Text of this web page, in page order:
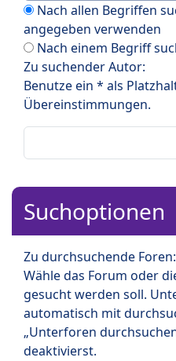
Nach allen Begriffen
angegeben verwenden
Nach einem Begriff
Zu suchender Autor:
Benutze ein * als
Übereinstimmungen.
Suchoptionen
Zu durchsuchende Foren:
Wähle das Forum oder
gesucht werden soll.
automatisch mit
„Unterforen
deaktivierst.